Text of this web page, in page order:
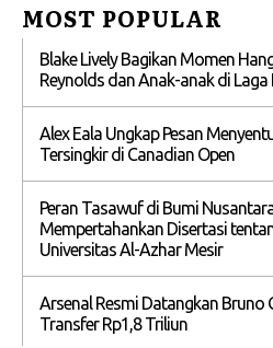
MOST POPULAR
Blake Lively Bagikan Momen
Reynolds dan Anak-anak di
Alex Eala Ungkap Pesan
Tersingkir di Canadian Open
Peran Tasawuf di Bumi
Mempertahankan Disertasi
Universitas Al-Azhar Mesir
Arsenal Resmi Datangkan Bruno
Transfer Rp1,8 Triliun